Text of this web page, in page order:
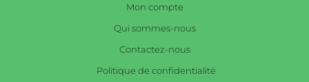
Mon compte
Qui sommes-nous
Contactez-nous
Politique de confidentialité